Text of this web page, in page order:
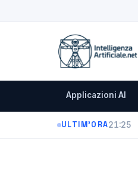
Applicazioni AI
ULTIM'ORA21:25